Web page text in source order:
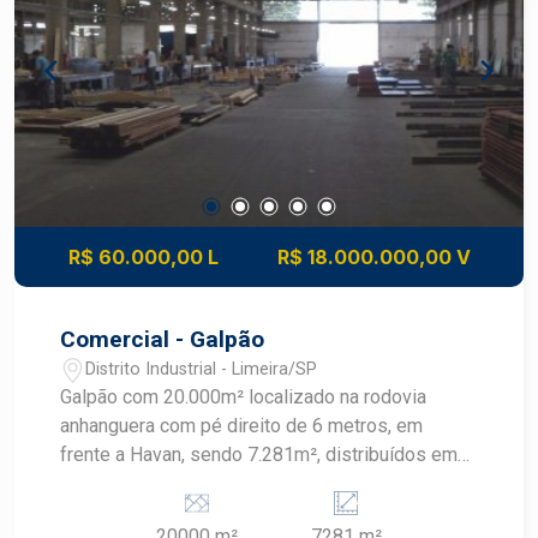
anos no mercado imobiliário de Piracicaba.
Agende sua visita.
, agendar sua visita com dos nossos Corretores
Frias Neto !
R$ 60.000,00 L R$ 18.000.000,00 V
Comercial - Galpão
Distrito Industrial - Limeira/SP
Galpão com 20.000m² localizado na rodovia
anhanguera com pé direito de 6 metros, em
frente a Havan, sendo 7.281m², distribuídos em
manobra asfaltado e piso de alta resistência, 70